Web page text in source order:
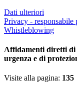
Dati ulteriori
Privacy - responsabile
Whistleblowing
Affidamenti diretti di
urgenza e di
Visite alla pagina: 135